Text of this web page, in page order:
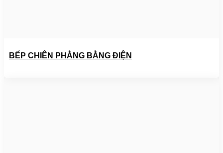
BẾP CHIÊN PHẲNG BẰNG ĐIỆN